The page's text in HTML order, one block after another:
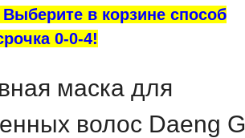
Выберите в корзине способ
0-0-4!
маска для
волос Daeng